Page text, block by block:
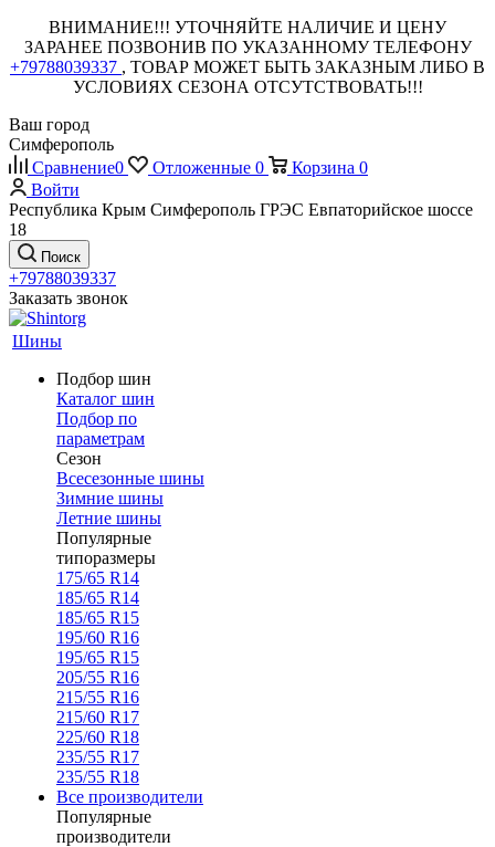
ВНИМАНИЕ!!! УТОЧНЯЙТЕ НАЛИЧИЕ И ЦЕНУ
ЗАРАНЕЕ ПОЗВОНИВ ПО УКАЗАННОМУ ТЕЛЕФОНУ
+79788039337 , ТОВАР МОЖЕТ БЫТЬ ЗАКАЗНЫМ ЛИБО В
УСЛОВИЯХ СЕЗОНА ОТСУТСТВОВАТЬ!!!
Ваш город
Симферополь
Сравнение0 Отложенные 0 Корзина 0
Войти
Республика Крым Симферополь ГРЭС Евпаторийское шоссе
18
Поиск
+79788039337
Заказать звонок
Шины
Подбор шин
Каталог шин
Подбор по
параметрам
Сезон
Всесезонные шины
Зимние шины
Летние шины
Популярные
типоразмеры
175/65 R14
185/65 R14
185/65 R15
195/60 R16
195/65 R15
205/55 R16
215/55 R16
215/60 R17
225/60 R18
235/55 R17
235/55 R18
Все производители
Популярные
производители